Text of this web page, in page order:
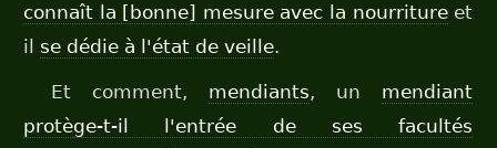
connaît la [bonne] mesure avec la nourritureet
il se dédie à l'état de veille.
Et comment, mendiants, un mendiant
protège-t-il l'entrée de ses facultés